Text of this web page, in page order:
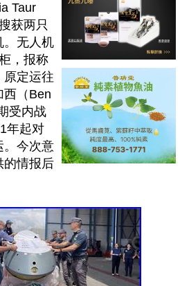
Taur
获两只
。无人机
，报称
原定运往
西（Ben
受内战
年起对
。今次意
的情报后